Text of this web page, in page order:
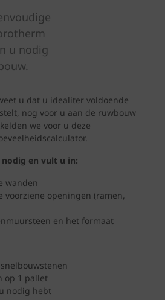
u nodig
u dat u idealiter voldoende
nog voor u aan de ruwbouw
we voor u deze
nodig en vult u in:
wanden
voorziene openingen (ramen,
en het formaat
op 1 pallet
nodig hebt